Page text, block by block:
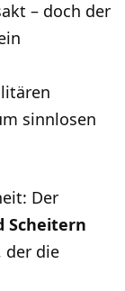
– doch der
sinnlosen
Der
Scheitern
der die